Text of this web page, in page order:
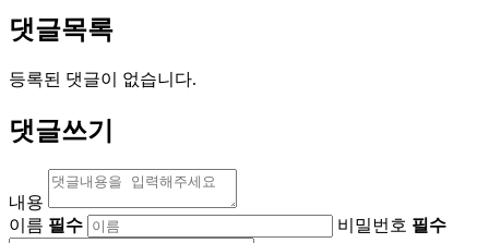
댓글목록
등록된 댓글이 없습니다.
댓글쓰기
내용
이름 필수 비밀번호 필수